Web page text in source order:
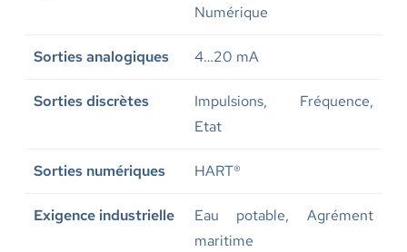
Numérique
Sorties analogiques 4…20 mA
Sorties discrètes
Impulsions, Fréquence,
Etat
Sorties numériques HART®
Exigence industrielle
Eau potable, Agrément
maritime